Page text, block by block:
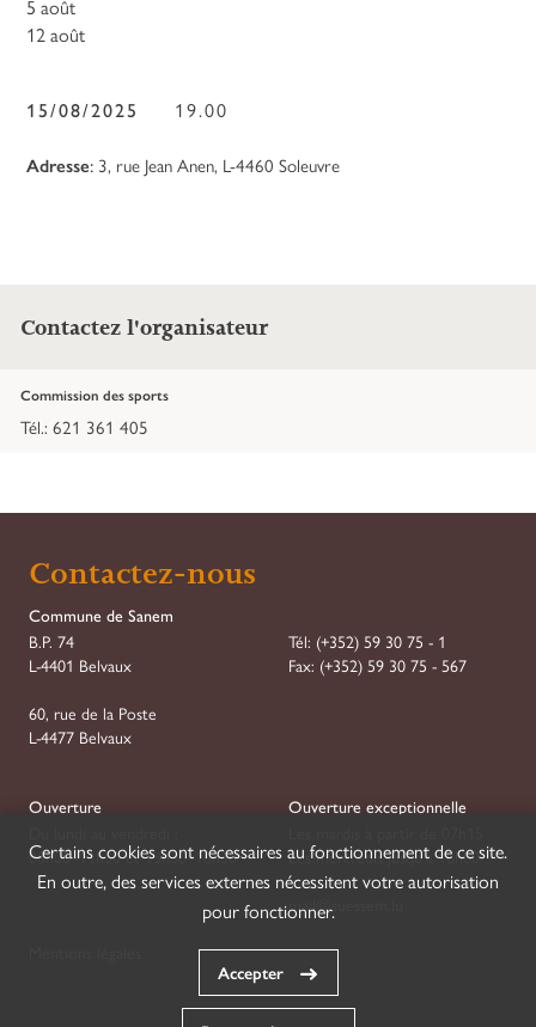
5 août
12 août
15/08/2025 19.00
Adresse: 3, rue Jean Anen, L-4460 Soleuvre
Contactez l'organisateur
Commission des sports
Tél.: 621 361 405
Contactez-nous
Commune de Sanem
B.P. 74
L-4401 Belvaux
60, rue de la Poste
L-4477 Belvaux
Tél: (+352) 59 30 75 - 1
Fax: (+352) 59 30 75 - 567
Ouverture
08h00–11h30 et 13h30–16h30
Ouverture exceptionnelle
Les mercredis jusqu'à 18h00
mail@suessem.lu
Certains cookies sont nécessaires au fonctionnement de ce site.
En outre, des services externes nécessitent votre autorisation
pour fonctionner.
Accepter